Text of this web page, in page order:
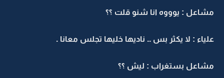
مشاعل : يوووه انا شنو قلت ؟؟
علياء : لا يكثر بس .. ناديها خليها تجلس معانا .
مشاعل بستغراب : ليش ؟؟